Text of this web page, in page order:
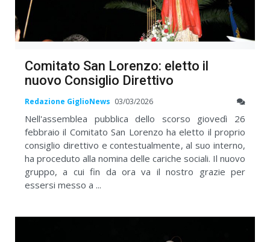
Comitato San Lorenzo: eletto il
nuovo Consiglio Direttivo
Redazione GiglioNews 03/03/2026
Nell'assemblea pubblica dello scorso giovedì 26
febbraio il Comitato San Lorenzo ha eletto il proprio
consiglio direttivo e contestualmente, al suo interno,
ha proceduto alla nomina delle cariche sociali. Il nuovo
gruppo, a cui fin da ora va il nostro grazie per
essersi messo a ...